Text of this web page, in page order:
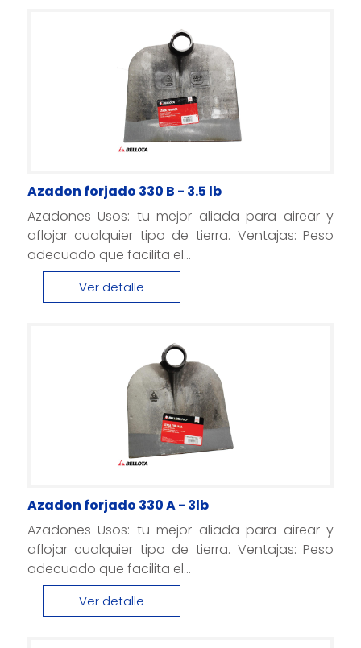
Azadon forjado 330 B - 3.5 lb
Azadones Usos: tu mejor aliada para airear y
aflojar cualquier tipo de tierra. Ventajas: Peso
adecuado que facilita el...
Ver detalle
Azadon forjado 330 A - 3lb
Azadones Usos: tu mejor aliada para airear y
aflojar cualquier tipo de tierra. Ventajas: Peso
adecuado que facilita el...
Ver detalle